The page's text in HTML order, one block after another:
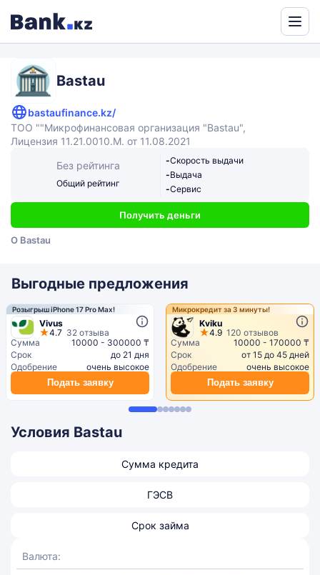
Bastau
bastaufinance.kz/
ТОО ""Микрофинансовая организация "Bastau",
Лицензия 11.21.0010.M. от 11.08.2021
Без рейтинга
Общий рейтинг
-Скорость выдачи
-Выдача
-Сервис
Получить деньги
О Bastau
Выгодные предложения
Розыгрыш iPhone 17 Pro Max!
Vivus
4.7 32 отзыва
Сумма
10000 - 300000 ₸
Срок
до 21 дня
Одобрение
очень высокое
Подать заявку
Микрокредит за 3 минуты!
Kviku
4.9 120 отзывов
Сумма
10000 - 170000 ₸
Срок
от 15 до 45 дней
Одобрение
очень высокое
Подать заявку
Условия Bastau
Сумма кредита
ГЭСВ
Срок займа
Валюта: